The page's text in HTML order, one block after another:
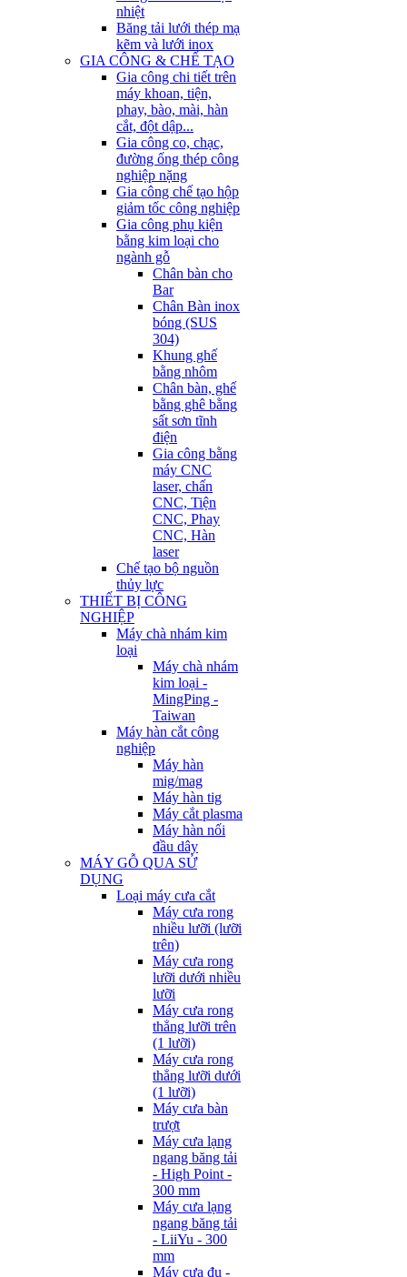
nhiệt
Băng tải lưới thép mạ
kẽm và lưới inox
GIA CÔNG & CHẾ TẠO
Gia công chi tiết trên
máy khoan, tiện,
phay, bào, mài, hàn
cắt, đột dập...
Gia công co, chạc,
đường ống thép công
nghiệp nặng
Gia công chế tạo hộp
giảm tốc công nghiệp
Gia công phụ kiện
bằng kim loại cho
ngành gỗ
Chân bàn cho
Bar
Chân Bàn inox
bóng (SUS
304)
Khung ghế
bằng nhôm
Chân bàn, ghế
bằng ghê bằng
sất sơn tĩnh
điện
Gia công bằng
máy CNC
laser, chấn
CNC, Tiện
CNC, Phay
CNC, Hàn
laser
Chế tạo bộ nguồn
thủy lực
THIẾT BỊ CÔNG
NGHIỆP
Máy chà nhám kim
loại
Máy chà nhám
kim loại -
MingPing -
Taiwan
Máy hàn cắt công
nghiệp
Máy hàn
mig/mag
Máy hàn tig
Máy cắt plasma
Máy hàn nối
đầu dây
MÁY GỖ QUA SỬ
DỤNG
Loại máy cưa cắt
Máy cưa rong
nhiều lưỡi (lưỡi
trên)
Máy cưa rong
lưỡi dưới nhiều
lưỡi
Máy cưa rong
thẳng lưỡi trên
(1 lưỡi)
Máy cưa rong
thẳng lưỡi dưới
(1 lưỡi)
Máy cưa bàn
trượt
Máy cưa lạng
ngang băng tải
- High Point -
300 mm
Máy cưa lạng
ngang băng tải
- LiiYu - 300
mm
Máy cưa đu -